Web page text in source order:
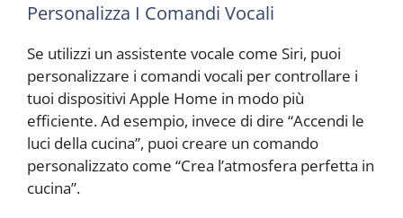
Personalizza I Comandi Vocali
Se utilizzi un assistente vocale come Siri, puoi
personalizzare i comandi vocali per controllare i
tuoi dispositivi Apple Home in modo più
efficiente. Ad esempio, invece di dire “Accendi le
luci della cucina”, puoi creare un comando
personalizzato come “Crea l’atmosfera perfetta in
cucina”.